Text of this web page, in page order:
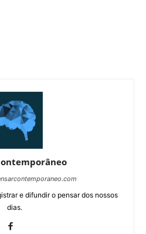
e difundir o pensar dos nossos
dias.